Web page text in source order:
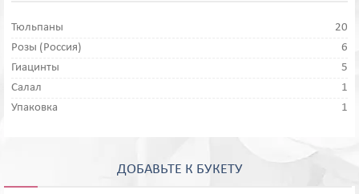
Тюльпаны
20
Розы (Россия)
6
Гиацинты
5
Салал
1
Упаковка
1
ДОБАВЬТЕ К БУКЕТУ